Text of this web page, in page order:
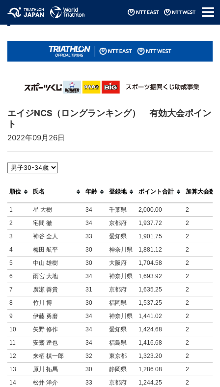
メ
ニ
ー
リザルト / Results
エイジNCS（ロングランキング） 有効大会ポイン
ト
2022年09月26日
順位 氏名 年齢 登録地 ポイント合計 加算大会数
1 星 大樹 34 千葉県 2,000.00
2
2
宅間 徹 34 京都府 1,937.72
2
3
神谷 全人 33 愛知県 1,901.75
2
4
梅田 航平 30 神奈川県 1,881.12
2
5
中山 雄樹 30 大阪府 1,704.58
2
6
雨宮 大地 34 神奈川県 1,693.92
2
7
廣瀬 善貴 31 京都府 1,635.25
2
8
竹川 博 30 福岡県 1,537.25
2
9
伊藤 勇磨 34 神奈川県 1,441.02
2
10
矢野 修作 34 愛知県 1,424.68
2
11
安齋 達也 34 福島県 1,416.68
2
12
来栖 槙一郎 32 東京都 1,323.20
2
13
原川 拓馬 30 静岡県 1,286.08
2
14
松井 洋介 33 京都府 1,244.25
2